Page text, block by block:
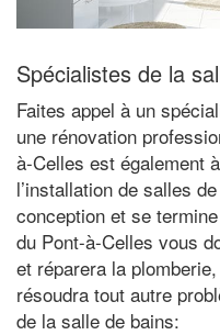
Spécialistes de la
Faites appel à un
une rénovation
à-Celles est également
l’installation de salles
conception et se
du Pont-à-Celles vous
et réparera la
résoudra tout autre
de la salle de bains: